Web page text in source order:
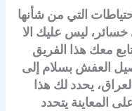
التي من شأنها
ليس عليك الا
معك هذا الفريق
العفش بسلام إلى
يحدد لك هذا
المعاينة يتحدد